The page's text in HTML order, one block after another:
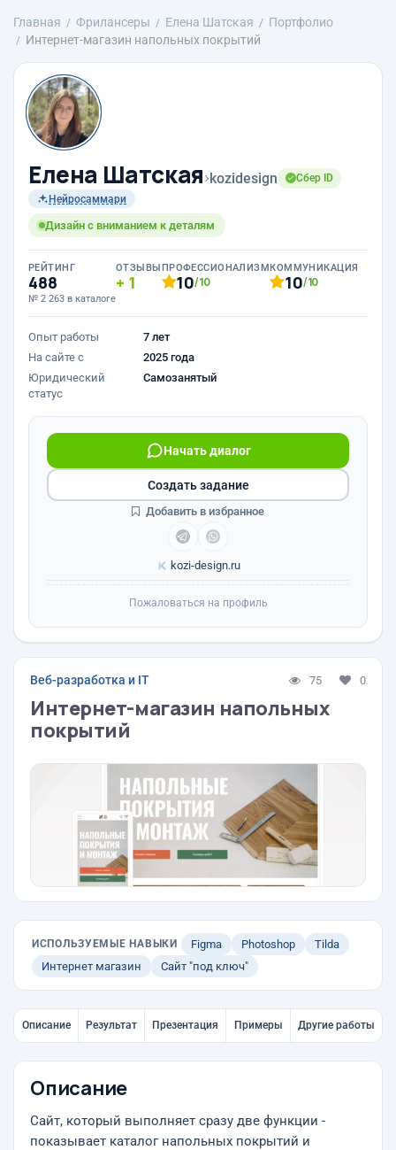
Главная Фрилансеры Елена Шатская
Портфолио
Интернет-магазин напольных покрытий
Елена Шатская›kozidesign
Сбер ID
Нейросаммари
Дизайн с вниманием к деталям
РЕЙТИНГ
488
№ 2 263 в каталоге
ОТЗЫВЫ
1
ПРОФЕССИОНАЛИЗМ
10/10
КОММУНИКАЦИЯ
10/10
Опыт работы
7 лет
На сайте с
2025 года
Юридический
статус
Самозанятый
Начать диалог
kozi-design.ru
Создать задание
Добавить в избранное
Пожаловаться на профиль
Веб-разработка и IT 75 0
Интернет-магазин напольных
покрытий
ИСПОЛЬЗУЕМЫЕ НАВЫКИ Figma Photoshop
Tilda
Интернет магазин
Сайт "под ключ"
Описание Результат Презентация Примеры Другие работы
Описание
Сайт, который выполняет сразу две функции -
показывает каталог напольных покрытий и